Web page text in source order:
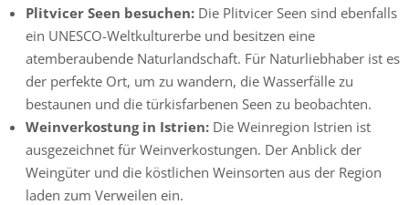
Plitvicer Seen besuchen: Die Plitvicer Seen sind ebenfalls
ein UNESCO-Weltkulturerbe und besitzen eine
atemberaubende Naturlandschaft. Für Naturliebhaber ist es
der perfekte Ort, um zu wandern, die Wasserfälle zu
bestaunen und die türkisfarbenen Seen zu beobachten.
Weinverkostung in Istrien: Die Weinregion Istrien ist
ausgezeichnet für Weinverkostungen. Der Anblick der
Weingüter und die köstlichen Weinsorten aus der Region
laden zum Verweilen ein.